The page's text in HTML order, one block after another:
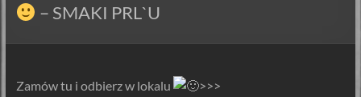
PRL`U
Jedyne
Są
– SMAKI PRL`U
Zamów tu i odbierz w lokalu >>>